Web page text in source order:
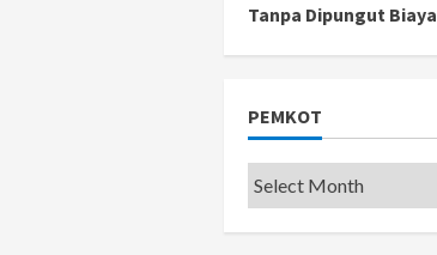
Tanpa Dipungut Biaya
PEMKOT
Pemkot